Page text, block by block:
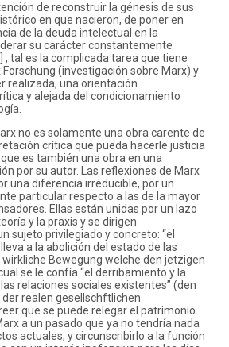
de reconstruir la génesis de sus
en que nacieron, de poner en
de la deuda intelectual en la
su carácter constantemente
, tal es la complicada tarea que tiene
(investigación sobre Marx) y
realizada, una orientación
y alejada del condicionamiento
no es solamente una obra carente de
crítica que pueda hacerle justicia
es también una obra en una
por su autor. Las reflexiones de Marx
una diferencia irreducible, por un
particular respecto a las de la mayor
Ellas están unidas por un lazo
y la praxis y se dirigen
sujeto privilegiado y concreto: “el
a la abolición del estado de las
wirkliche Bewegung welche den jetzigen
se le confía “el derribamiento y la
relaciones sociales existentes” (den
realen gesellschftlichen
que se puede relegar el patrimonio
a un pasado que ya no tendría nada
actuales, y circunscribirlo a la función